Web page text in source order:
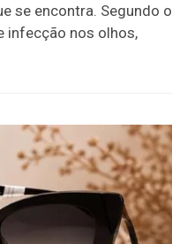
se encontra. Segundo o
infecção nos olhos,